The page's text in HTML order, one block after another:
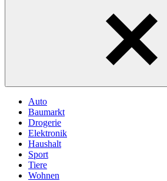
Auto
Baumarkt
Drogerie
Elektronik
Haushalt
Sport
Tiere
Wohnen